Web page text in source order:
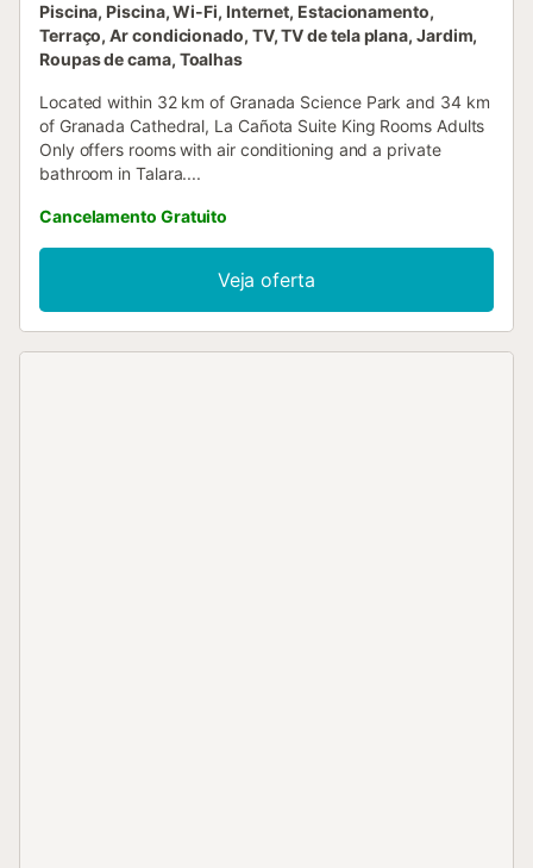
Piscina, Piscina, Wi-Fi, Internet, Estacionamento,
Terraço, Ar condicionado, TV, TV de tela plana, Jardim,
Roupas de cama, Toalhas
Located within 32 km of Granada Science Park and 34 km
of Granada Cathedral, La Cañota Suite King Rooms Adults
Only offers rooms with air conditioning and a private
bathroom in Talara....
Cancelamento Gratuito
Veja oferta